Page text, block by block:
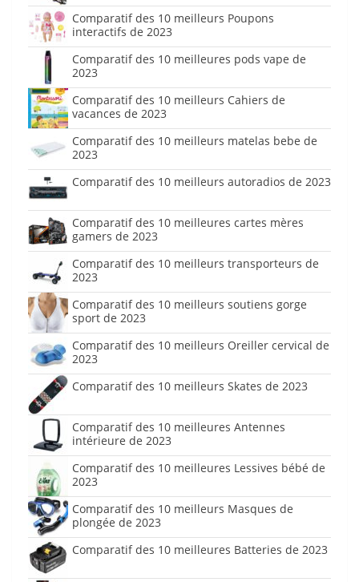
Comparatif des 10 meilleurs Poupons
interactifs de 2023
Comparatif des 10 meilleures pods vape de
2023
Comparatif des 10 meilleurs Cahiers de
vacances de 2023
Comparatif des 10 meilleurs matelas bebe de
2023
Comparatif des 10 meilleurs autoradios de 2023
Comparatif des 10 meilleures cartes mères
gamers de 2023
Comparatif des 10 meilleurs transporteurs de
2023
Comparatif des 10 meilleurs soutiens gorge
sport de 2023
Comparatif des 10 meilleurs Oreiller cervical de
2023
Comparatif des 10 meilleurs Skates de 2023
Comparatif des 10 meilleures Antennes
intérieure de 2023
Comparatif des 10 meilleures Lessives bébé de
2023
Comparatif des 10 meilleurs Masques de
plongée de 2023
Comparatif des 10 meilleures Batteries de 2023